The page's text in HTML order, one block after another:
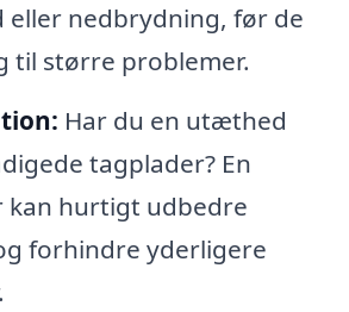
eller nedbrydning, før de
til større problemer.
Har du en utæthed
tagplader? En
hurtigt udbedre
forhindre yderligere